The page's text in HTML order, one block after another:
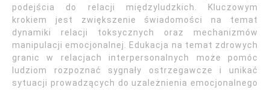
podejścia do relacji międzyludzkich. Kluczowym
krokiem jest zwiększenie świadomości na temat
dynamiki relacji toksycznych oraz mechanizmów
manipulacji emocjonalnej. Edukacja na temat zdrowych
granic w relacjach interpersonalnych może pomóc
ludziom rozpoznać sygnały ostrzegawcze i unikać
sytuacji prowadzących do uzależnienia emocjonalnego